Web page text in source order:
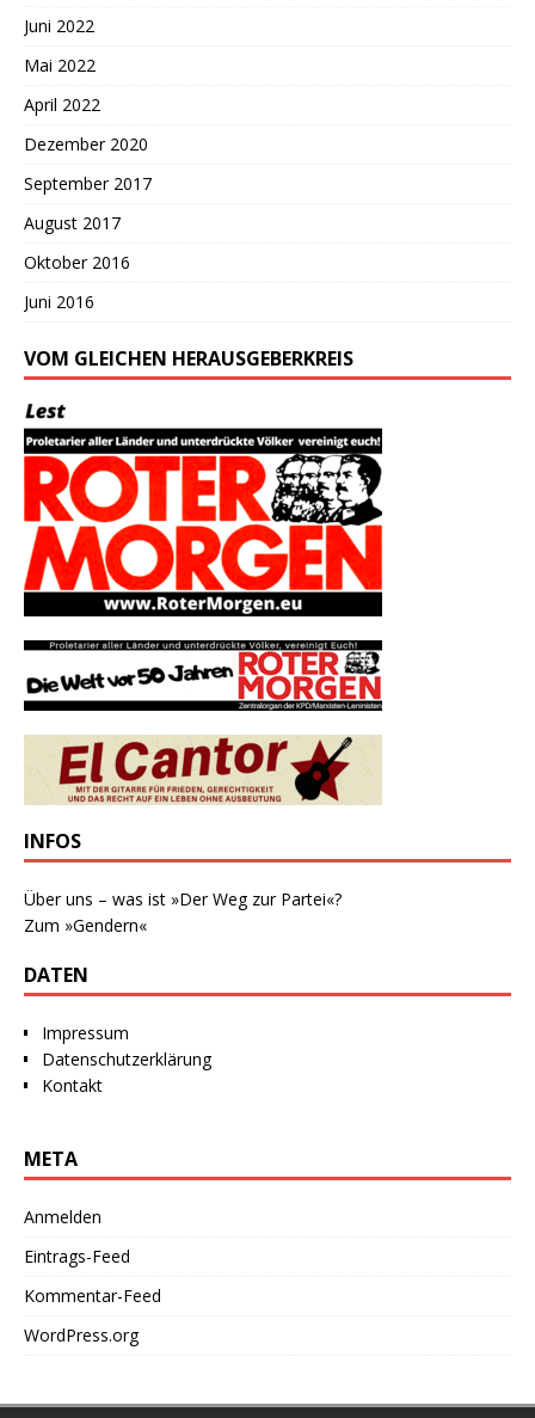
Juni 2022
Mai 2022
April 2022
Dezember 2020
September 2017
August 2017
Oktober 2016
Juni 2016
VOM GLEICHEN HERAUSGEBERKREIS
INFOS
Über uns – was ist »Der Weg zur Partei«?
Zum »Gendern«
DATEN
Impressum
Datenschutzerklärung
Kontakt
META
Anmelden
Eintrags-Feed
Kommentar-Feed
WordPress.org